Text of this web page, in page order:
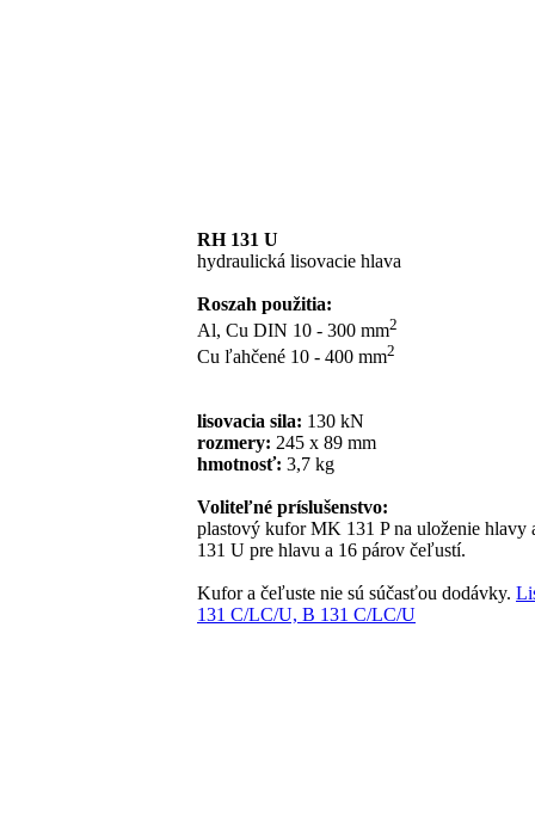
RH 131 U
hydraulická lisovacie hlava
Roszah použitia:
Al, Cu DIN 10 - 300 mm2
Cu ľahčené 10 - 400 mm2
lisovacia sila: 130 kN
rozmery: 245 x 89 mm
hmotnosť: 3,7 kg
Voliteľné príslušenstvo:
plastový kufor MK 131 P na uloženie
131 U pre hlavu a 16 párov čeľustí.
Kufor a čeľuste nie sú súčasťou dodávky.
131 C/LC/U, B 131 C/LC/U